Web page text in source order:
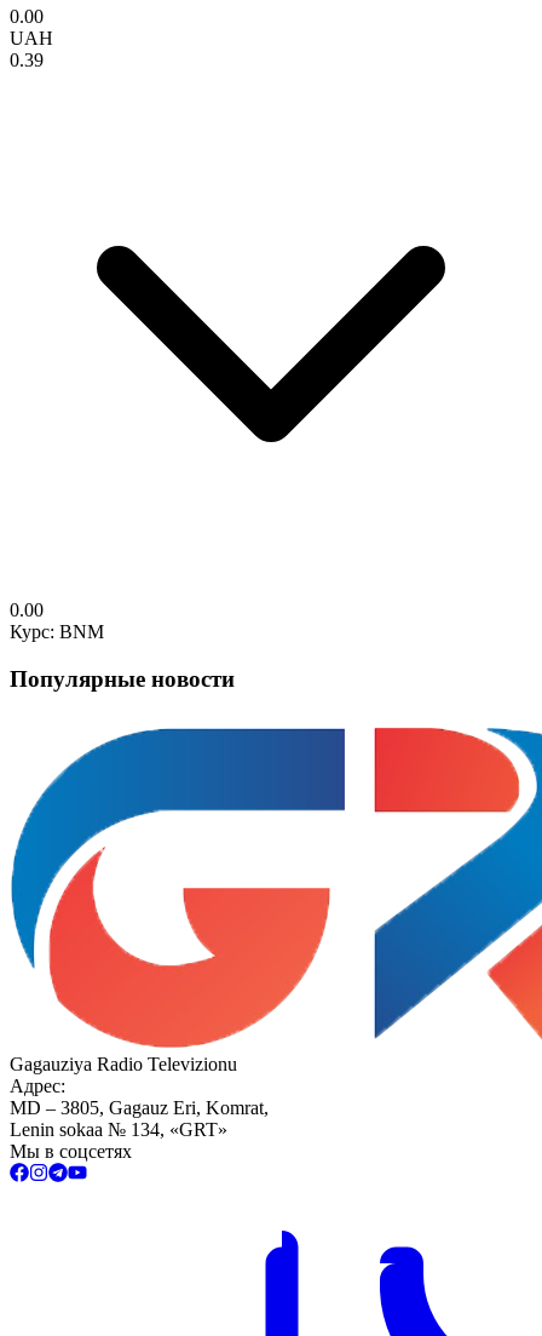
0.00
UAH
0.39
0.00
Курс: BNM
Популярные новости
Gagauziya Radio Televizionu
Адрес:
MD – 3805, Gagauz Eri, Komrat,
Lenin sokaa № 134, «GRT»
Мы в соцсетях